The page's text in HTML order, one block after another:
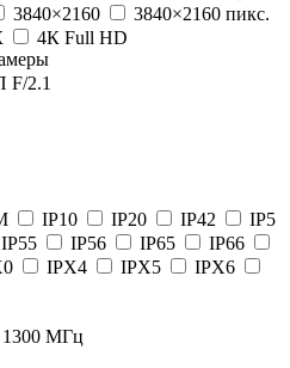
3840×2160
3840×2160 пикс.
4К Full HD
F/2.1
IP10 IP20 IP42
IP5
IP55 IP56 IP65
IP66
IPX4 IPX5
IPX6
1300 МГц